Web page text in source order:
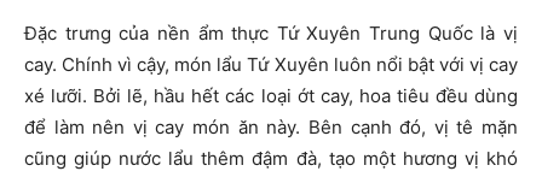
Đặc trưng của nền ẩm thực Tứ Xuyên Trung Quốc là vị
cay. Chính vì cậy, món lẩu Tứ Xuyên luôn nổi bật với vị cay
xé lưỡi. Bởi lẽ, hầu hết các loại ớt cay, hoa tiêu đều dùng
để làm nên vị cay món ăn này. Bên cạnh đó, vị tê mặn
cũng giúp nước lẩu thêm đậm đà, tạo một hương vị khó